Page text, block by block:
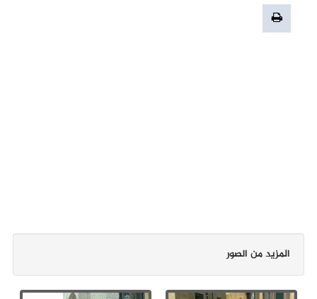
المزيد من الصور